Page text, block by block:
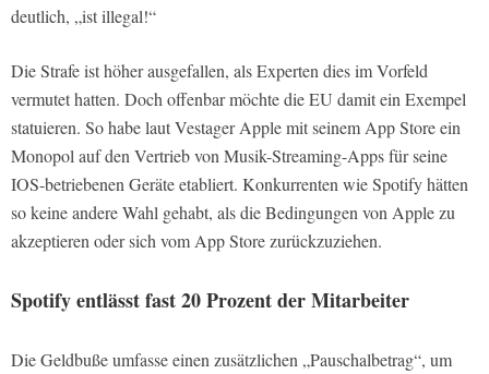
deutlich, „ist illegal!“
Die Strafe ist höher ausgefallen, als Experten dies im Vorfeld
vermutet hatten. Doch offenbar möchte die EU damit ein Exempel
statuieren. So habe laut Vestager Apple mit seinem App Store ein
Monopol auf den Vertrieb von Musik-Streaming-Apps für seine
IOS-betriebenen Geräte etabliert. Konkurrenten wie Spotify hätten
so keine andere Wahl gehabt, als die Bedingungen von Apple zu
akzeptieren oder sich vom App Store zurückzuziehen.
Spotify entlässt fast 20 Prozent der Mitarbeiter
Die Geldbuße umfasse einen zusätzlichen „Pauschalbetrag“, um